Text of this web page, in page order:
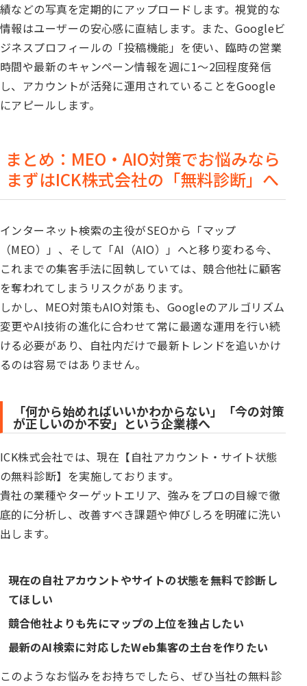
績などの写真を定期的にアップロードします。視覚的な
情報はユーザーの安心感に直結します。また、Googleビ
ジネスプロフィールの「投稿機能」を使い、臨時の営業
時間や最新のキャンペーン情報を週に1〜2回程度発信
し、アカウントが活発に運用されていることをGoogle
にアピールします。
まとめ：MEO・AIO対策でお悩みなら
まずはICK株式会社の「無料診断」へ
インターネット検索の主役がSEOから「マップ
（MEO）」、そして「AI（AIO）」へと移り変わる今、
これまでの集客手法に固執していては、競合他社に顧客
を奪われてしまうリスクがあります。
しかし、MEO対策もAIO対策も、Googleのアルゴリズム
変更やAI技術の進化に合わせて常に最適な運用を行い続
ける必要があり、自社内だけで最新トレンドを追いかけ
るのは容易ではありません。
「何から始めればいいかわからない」「今の対策
が正しいのか不安」という企業様へ
ICK株式会社では、現在【自社アカウント・サイト状態
の無料診断】を実施しております。
貴社の業種やターゲットエリア、強みをプロの目線で徹
底的に分析し、改善すべき課題や伸びしろを明確に洗い
出します。
現在の自社アカウントやサイトの状態を無料で診断し
てほしい
競合他社よりも先にマップの上位を独占したい
最新のAI検索に対応したWeb集客の土台を作りたい
このようなお悩みをお持ちでしたら、ぜひ当社の無料診